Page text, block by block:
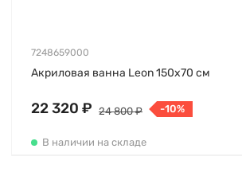
7248659000
Акриловая ванна Leon 150х70 см
22 320 ₽ 24 800 ₽ -10%
В наличии на складе